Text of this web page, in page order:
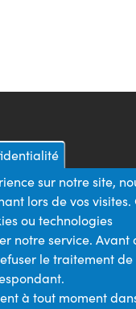
sur notre site,
lors de vos visites.
ou technologies
notre service. Avant
le traitement de
à tout moment